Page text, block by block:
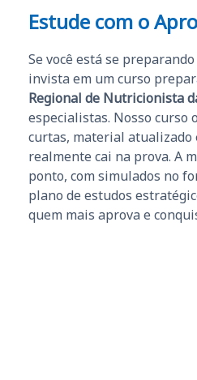
Estude com o
Se você está se
invista em um curso
Regional de Nutricionista
especialistas. Nosso curso
curtas, material atualizado
realmente cai na prova. A
ponto, com simulados no
plano de estudos
quem mais aprova e